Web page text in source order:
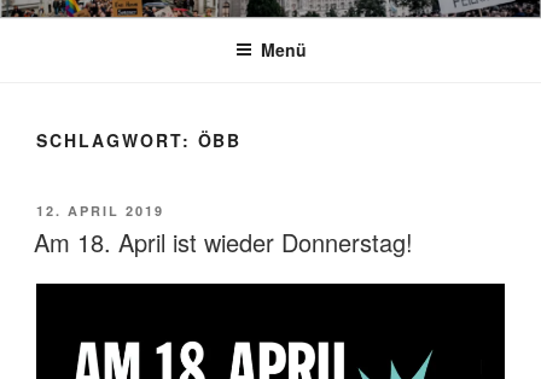
Menü
SCHLAGWORT: ÖBB
VERÖFFENTLICHT
AM
12. APRIL 2019
Am 18. April ist wieder Donnerstag!